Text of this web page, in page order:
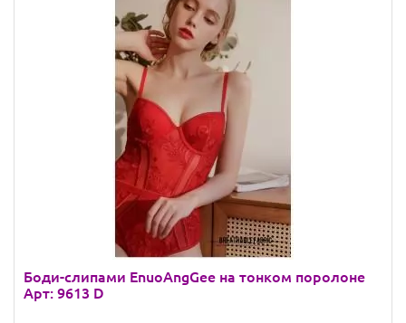
Боди-слипами EnuoAngGee на тонком поролоне
Арт: 9613 D